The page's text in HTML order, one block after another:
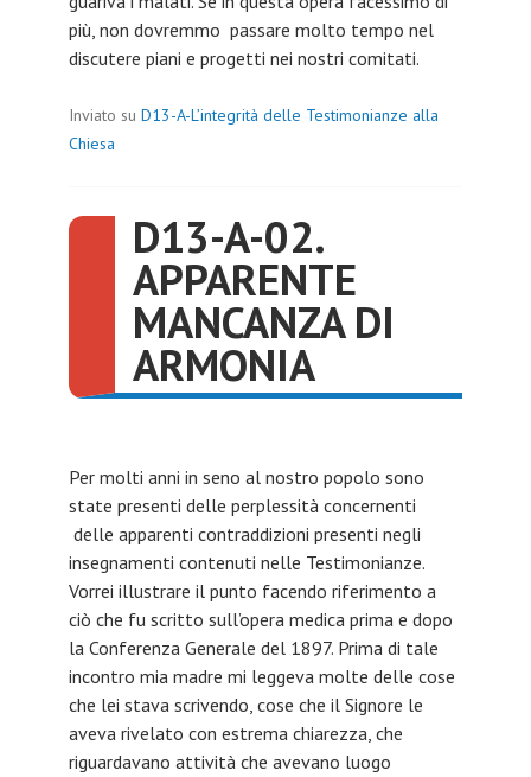
più, non dovremmo passare molto tempo nel
discutere piani e progetti nei nostri comitati.
Inviato su D13-A-L’integrità delle Testimonianze alla
Chiesa
D13-A-02.
APPARENTE
MANCANZA DI
ARMONIA
Per molti anni in seno al nostro popolo sono
state presenti delle perplessità concernenti
delle apparenti contraddizioni presenti negli
insegnamenti contenuti nelle Testimonianze.
Vorrei illustrare il punto facendo riferimento a
ciò che fu scritto sull’opera medica prima e dopo
la Conferenza Generale del 1897. Prima di tale
incontro mia madre mi leggeva molte delle cose
che lei stava scrivendo, cose che il Signore le
aveva rivelato con estrema chiarezza, che
riguardavano attività che avevano luogo